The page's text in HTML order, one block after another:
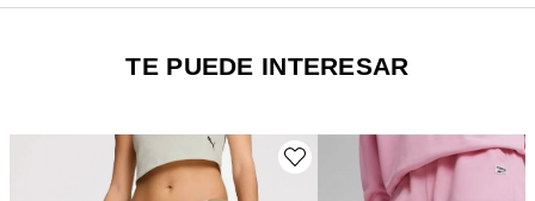
TE PUEDE INTERESAR